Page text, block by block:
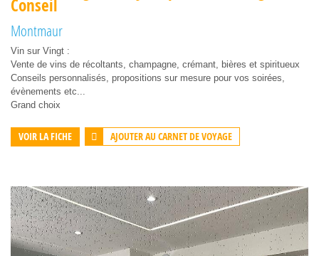
Conseil
Montmaur
Vin sur Vingt :
Vente de vins de récoltants, champagne, crémant, bières et spiritueux
Conseils personnalisés, propositions sur mesure pour vos soirées,
évènements etc...
Grand choix
VOIR LA FICHE AJOUTER AU CARNET DE VOYAGE